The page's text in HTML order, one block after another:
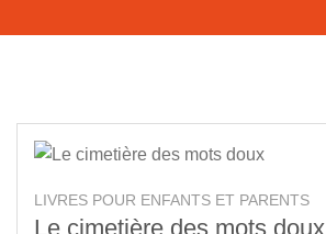
LIVRES POUR ENFANTS ET PARENTS
Le cimetière des mots doux